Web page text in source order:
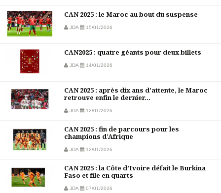
CAN 2025 : le Maroc au bout du suspense
JDA 15/01/2026
CAN2025 : quatre géants pour deux billets
JDA 14/01/2026
CAN 2025 : après dix ans d’attente, le Maroc
retrouve enfin le dernier...
JDA 12/01/2026
CAN 2025 : fin de parcours pour les
champions d’Afrique
JDA 12/01/2026
CAN 2025 : la Côte d’Ivoire défait le Burkina
Faso et file en quarts
JDA 07/01/2026